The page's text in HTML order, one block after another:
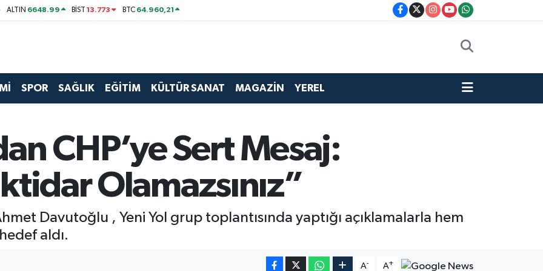
ALTIN 6648.99 BİST13.773 BTC 64.960,21
SPOR SAĞLIK EĞİTİM KÜLTÜR SANAT MAGAZİN YEREL
CHP’ye Sert Mesaj:
Olamazsınız”
Davutoğlu , Yeni Yol grup toplantısında yaptığı açıklamalarla hem
aldı.
A- A+